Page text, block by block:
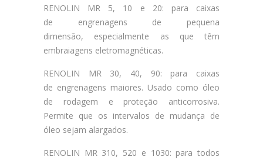
RENOLIN MR 5, 10 e 20: para caixas
de engrenagens de pequena
dimensão, especialmente as que têm
embraiagens eletromagnéticas.
RENOLIN MR 30, 40, 90: para caixas
de engrenagens maiores. Usado como óleo
de rodagem e proteção anticorrosiva.
Permite que os intervalos de mudança de
óleo sejam alargados.
RENOLIN MR 310, 520 e 1030: para todos